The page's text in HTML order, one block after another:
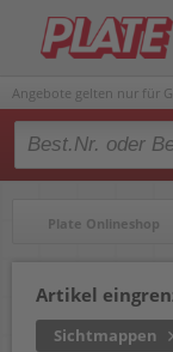
Angebote gelten nur für
Type 2 or more
Plate Onlineshop
Artikel
Sichtmappen